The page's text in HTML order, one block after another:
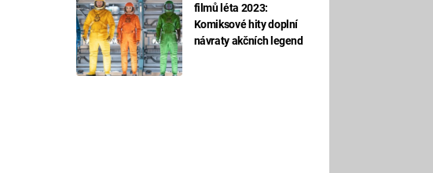
filmů léta 2023:
Komiksové hity doplní
návraty akčních legend